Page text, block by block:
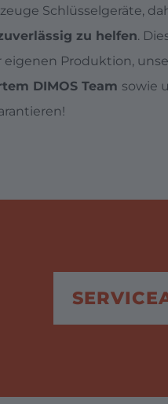
Schlüsselgeräte,
zu helfen.
Produktion,
DIMOS Team sowie